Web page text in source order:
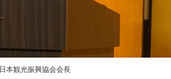
本観光振興協会会長